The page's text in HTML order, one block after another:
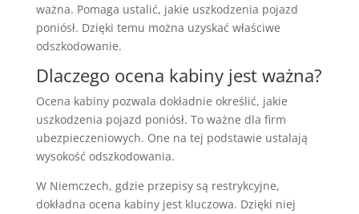
ważna. Pomaga ustalić, jakie uszkodzenia pojazd
poniósł. Dzięki temu można uzyskać właściwe
odszkodowanie.
Dlaczego ocena kabiny jest ważna?
Ocena kabiny pozwala dokładnie określić, jakie
uszkodzenia pojazd poniósł. To ważne dla firm
ubezpieczeniowych. One na tej podstawie ustalają
wysokość odszkodowania.
W Niemczech, gdzie przepisy są restrykcyjne,
dokładna ocena kabiny jest kluczowa. Dzięki niej